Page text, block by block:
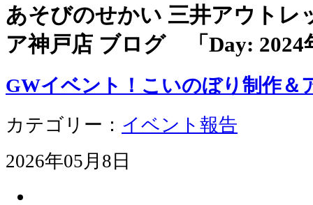
あそびのせかい 三井アウトレ
ア神戸店 ブログ 「Day: 2024
GWイベント！こいのぼり制作＆
カテゴリー： イベント報告
2026年05月8日